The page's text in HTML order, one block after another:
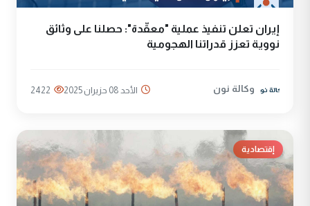
إيران تعلن تنفيذ عملية "معقّدة": حصلنا على وثائق
نووية تعزز قدراتنا الهجومية
وكالة نون الأحد 08 حزيران 2025 2422
إقتصادية